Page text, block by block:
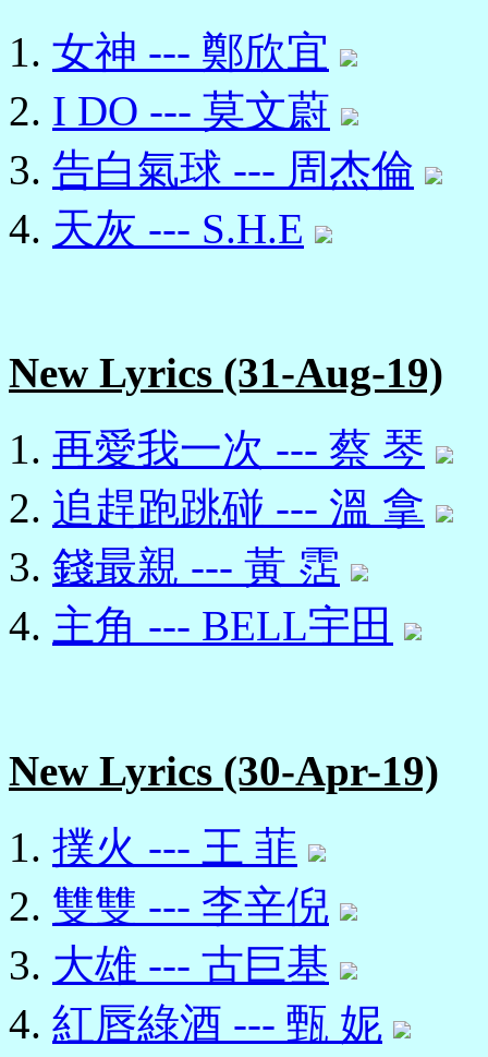
女神 --- 鄭欣宜
I DO --- 莫文蔚
告白氣球 --- 周杰倫
天灰 --- S.H.E
New Lyrics (31-Aug-19)
再愛我一次 --- 蔡 琴
追趕跑跳碰 --- 溫 拿
錢最親 --- 黃 霑
主角 --- BELL宇田
New Lyrics (30-Apr-19)
撲火 --- 王 菲
雙雙 --- 李辛倪
大雄 --- 古巨基
紅唇綠酒 --- 甄 妮